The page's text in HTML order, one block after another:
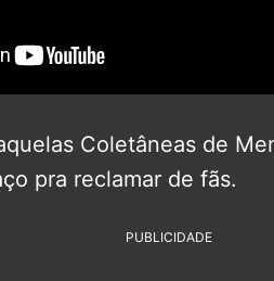
Coletâneas de
pra reclamar de fãs.
PUBLICIDADE